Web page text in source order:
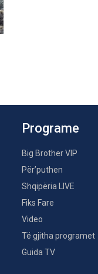
Programe
Big Brother VIP
Për’puthen
Shqipëria LIVE
Fiks Fare
Video
Të gjitha programet
Guida TV